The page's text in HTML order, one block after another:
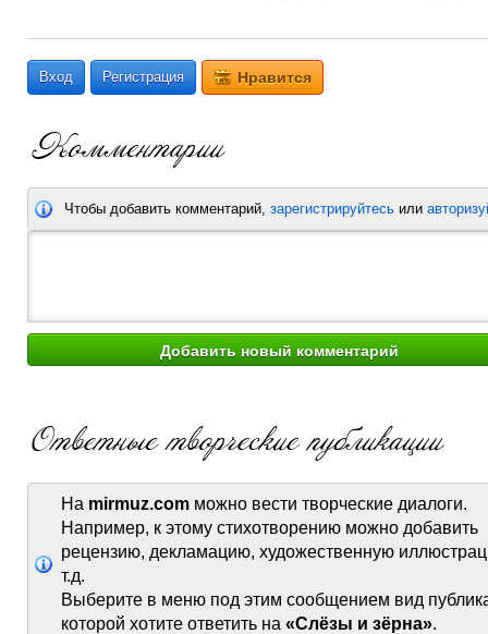
Вход Регистрация Нравится
Чтобы добавить комментарий, зарегистрируйтесь или
На mirmuz.com можно вести творческие диалоги.
Например, к этому стихотворению можно добавить
рецензию, декламацию, художественную
т.д.
Выберите в меню под этим сообщением вид
которой хотите ответить на «Слёзы и зёрна».